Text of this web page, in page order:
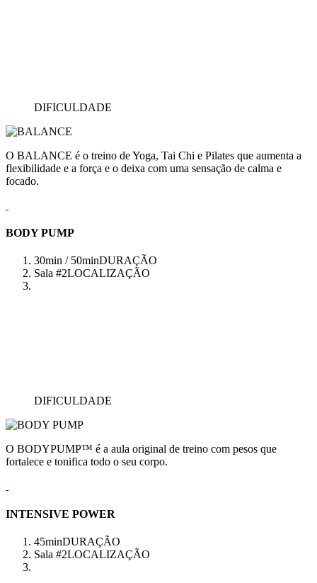
DIFICULDADE
O BALANCE é o treino de Yoga, Tai Chi e Pilates que aumenta a
flexibilidade e a força e o deixa com uma sensação de calma e
focado.
BODY PUMP
30min / 50minDURAÇÃO
Sala #2LOCALIZAÇÃO
DIFICULDADE
O BODYPUMP™ é a aula original de treino com pesos que
fortalece e tonifica todo o seu corpo.
INTENSIVE POWER
45minDURAÇÃO
Sala #2LOCALIZAÇÃO